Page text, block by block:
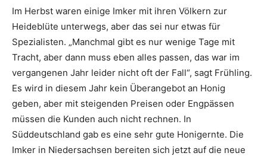
Im Herbst waren einige Imker mit ihren Völkern zur
Heideblüte unterwegs, aber das sei nur etwas für
Spezialisten. „Manchmal gibt es nur wenige Tage mit
Tracht, aber dann muss eben alles passen, das war im
vergangenen Jahr leider nicht oft der Fall“, sagt Frühling.
Es wird in diesem Jahr kein Überangebot an Honig
geben, aber mit steigenden Preisen oder Engpässen
müssen die Kunden auch nicht rechnen. In
Süddeutschland gab es eine sehr gute Honigernte. Die
Imker in Niedersachsen bereiten sich jetzt auf die neue